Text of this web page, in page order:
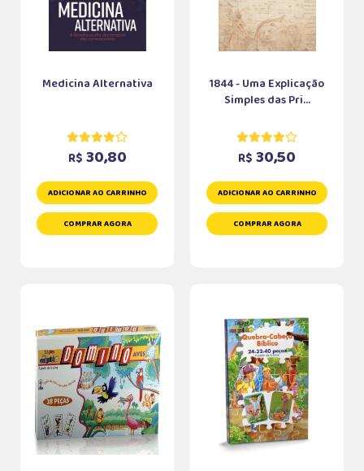
Medicina Alternativa
R$ 30,80
ADICIONAR AO CARRINHO
COMPRAR AGORA
1844 - Uma Explicação
Simples das Pri...
R$ 30,50
ADICIONAR AO CARRINHO
COMPRAR AGORA